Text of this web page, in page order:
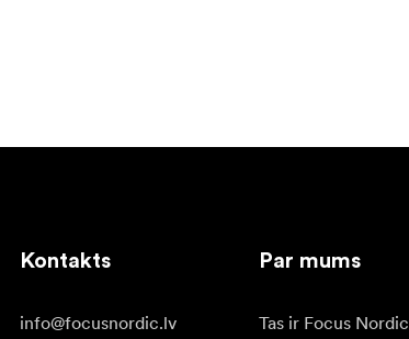
Kontakts
info@focusnordic.lv
Par mums
Tas ir Focus Nordic